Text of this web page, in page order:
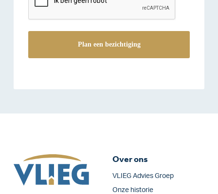
Over ons
VLIEG Advies Groep
Onze historie